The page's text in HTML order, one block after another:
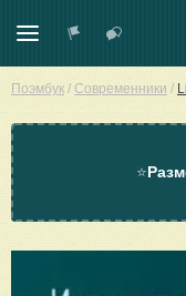
Поэмбук / Современники /
⭐